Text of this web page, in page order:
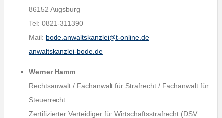
86152 Augsburg
Tel: 0821-311390
Mail: bode.anwaltskanzlei@t-online.de
anwaltskanzlei-bode.de
Werner Hamm
Rechtsanwalt / Fachanwalt für Strafrecht / Fachanwalt für
Steuerrecht
Zertifizierter Verteidiger für Wirtschaftsstrafrecht (DSV